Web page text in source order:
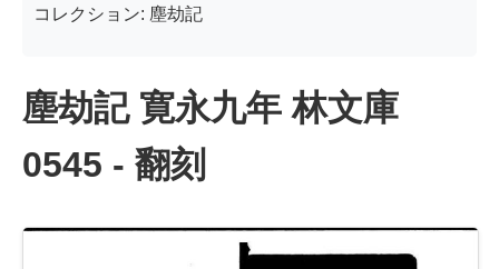
コレクション: 塵劫記
塵劫記 寛永九年 林文庫
0545 - 翻刻